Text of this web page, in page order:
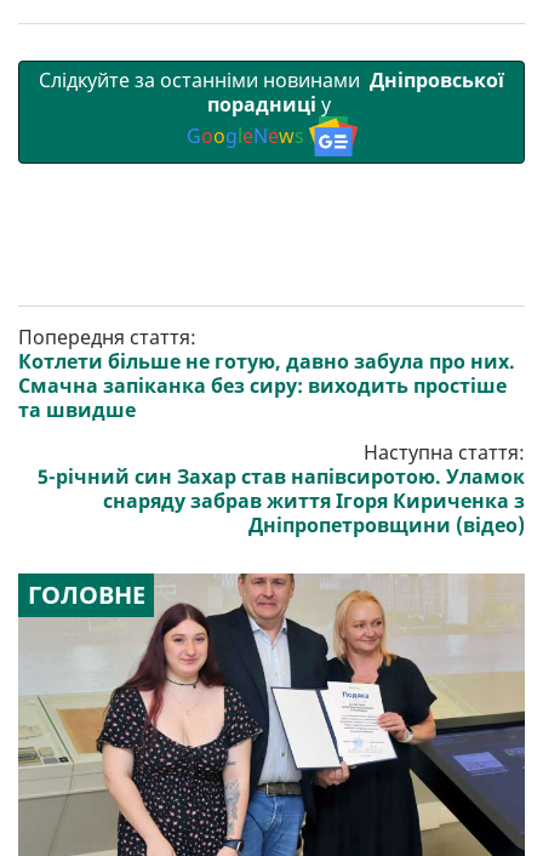
Слідкуйте за останніми новинами Дніпровської
порадниці у
GoogleNews
Попередня стаття:
Котлети більше не готую, давно забула про них.
Смачна запіканка без сиру: виходить простіше
та швидше
Наступна стаття:
5-річний син Захар став напівсиротою. Уламок
снаряду забрав життя Ігоря Кириченка з
Дніпропетровщини (відео)
ГОЛОВНЕ